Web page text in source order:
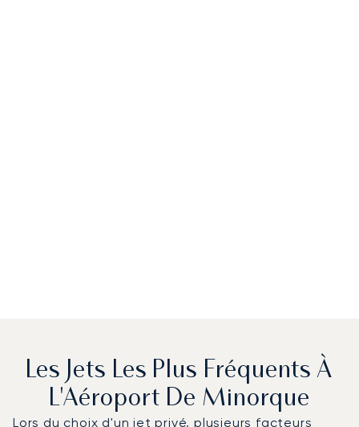
Les Jets Les Plus Fréquents À
L'Aéroport De Minorque
Lors du choix d'un jet privé, plusieurs facteurs